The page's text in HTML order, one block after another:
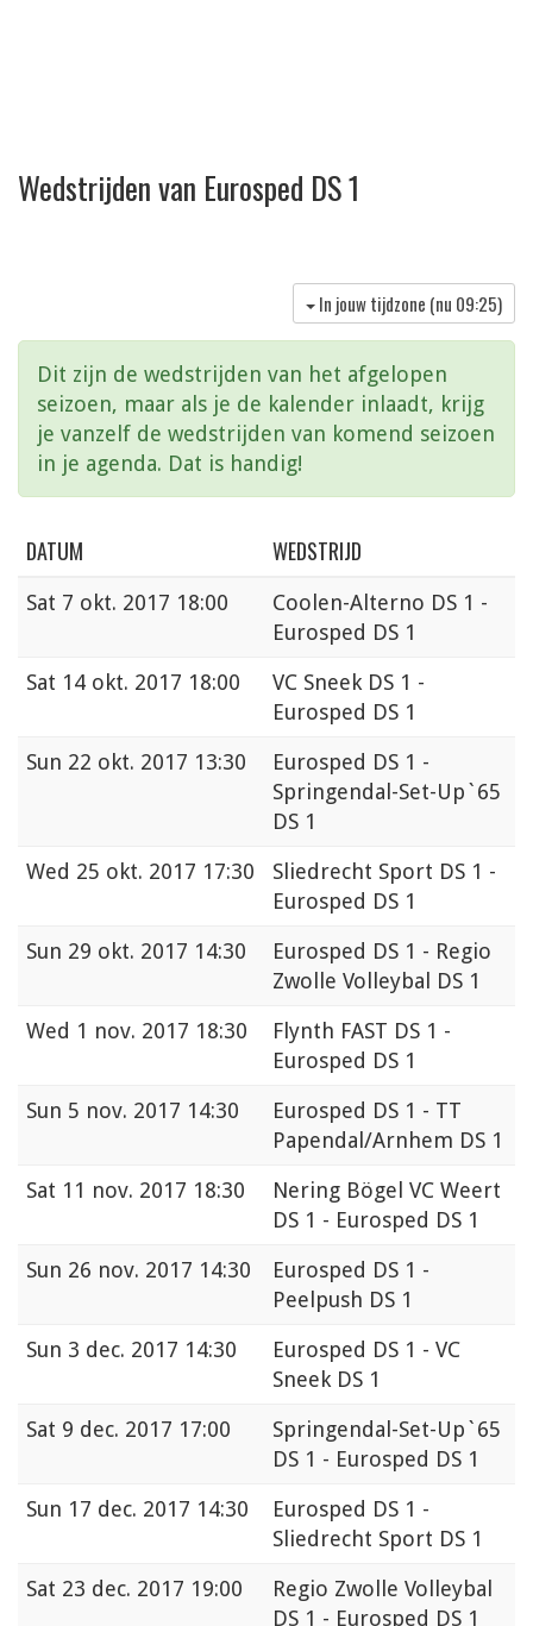
Wedstrijden van Eurosped DS 1
In jouw tijdzone (nu 09:25)
Dit zijn de wedstrijden van het afgelopen
seizoen, maar als je de kalender inlaadt, krijg
je vanzelf de wedstrijden van komend seizoen
in je agenda. Dat is handig!
DATUM WEDSTRIJD
Sat 7 okt. 2017 18:00
Coolen-Alterno DS 1 -
Eurosped DS 1
Sat 14 okt. 2017 18:00
VC Sneek DS 1 -
Eurosped DS 1
Sun 22 okt. 2017 13:30
Eurosped DS 1 -
Springendal-Set-Up`65
DS 1
Wed 25 okt. 2017 17:30
Sliedrecht Sport DS 1 -
Eurosped DS 1
Sun 29 okt. 2017 14:30
Eurosped DS 1 - Regio
Zwolle Volleybal DS 1
Wed 1 nov. 2017 18:30
Flynth FAST DS 1 -
Eurosped DS 1
Sun 5 nov. 2017 14:30
Eurosped DS 1 - TT
Papendal/Arnhem DS 1
Sat 11 nov. 2017 18:30
Nering Bögel VC Weert
DS 1 - Eurosped DS 1
Sun 26 nov. 2017 14:30
Eurosped DS 1 -
Peelpush DS 1
Sun 3 dec. 2017 14:30
Eurosped DS 1 - VC
Sneek DS 1
Sat 9 dec. 2017 17:00
Springendal-Set-Up`65
DS 1 - Eurosped DS 1
Sun 17 dec. 2017 14:30
Eurosped DS 1 -
Sliedrecht Sport DS 1
Sat 23 dec. 2017 19:00
Regio Zwolle Volleybal
DS 1 - Eurosped DS 1